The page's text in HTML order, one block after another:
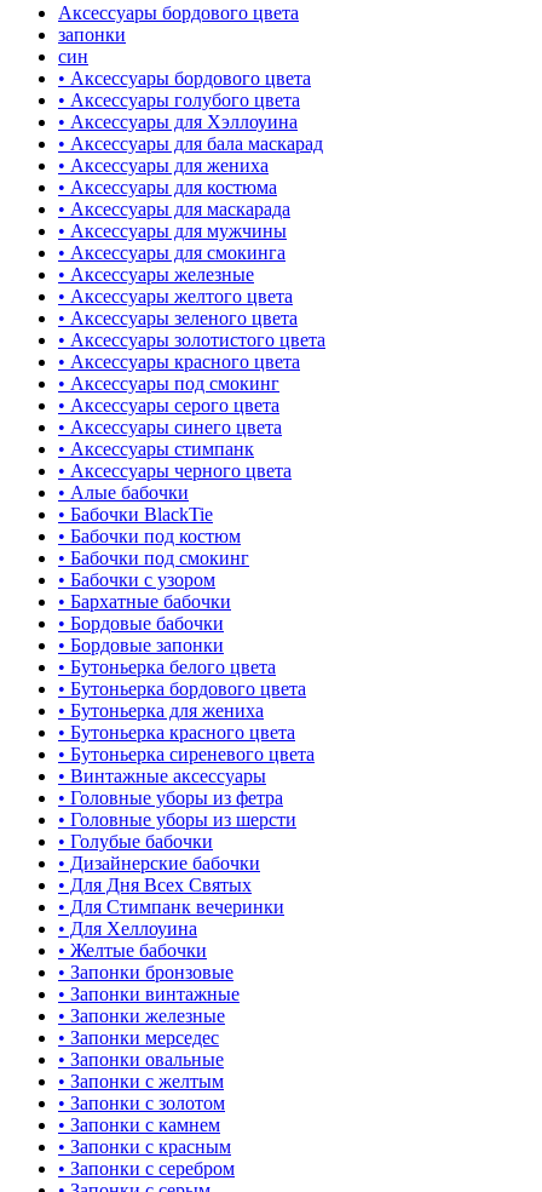
Аксессуары бордового цвета
запонки
син
• Аксессуары бордового цвета
• Аксессуары голубого цвета
• Аксессуары для Хэллоуина
• Аксессуары для бала маскарад
• Аксессуары для жениха
• Аксессуары для костюма
• Аксессуары для маскарада
• Аксессуары для мужчины
• Аксессуары для смокинга
• Аксессуары железные
• Аксессуары желтого цвета
• Аксессуары зеленого цвета
• Аксессуары золотистого цвета
• Аксессуары красного цвета
• Аксессуары под смокинг
• Аксессуары серого цвета
• Аксессуары синего цвета
• Аксессуары стимпанк
• Аксессуары черного цвета
• Алые бабочки
• Бабочки BlackTie
• Бабочки под костюм
• Бабочки под смокинг
• Бабочки с узором
• Бархатные бабочки
• Бордовые бабочки
• Бордовые запонки
• Бутоньерка белого цвета
• Бутоньерка бордового цвета
• Бутоньерка для жениха
• Бутоньерка красного цвета
• Бутоньерка сиреневого цвета
• Винтажные аксессуары
• Головные уборы из фетра
• Головные уборы из шерсти
• Голубые бабочки
• Дизайнерские бабочки
• Для Дня Всех Святых
• Для Стимпанк вечеринки
• Для Хеллоуина
• Желтые бабочки
• Запонки бронзовые
• Запонки винтажные
• Запонки железные
• Запонки мерседес
• Запонки овальные
• Запонки с желтым
• Запонки с золотом
• Запонки с камнем
• Запонки с красным
• Запонки с серебром